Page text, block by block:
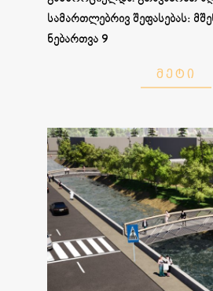
სამართლებრივ შეფასებას:
ნებართვა 9
ᲛᲔᲢᲘ